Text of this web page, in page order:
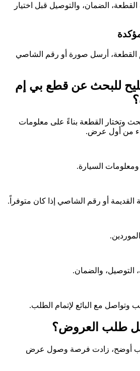
الضمان، والتوصيل قبل اختيار
القطعة، أرسل صورة أو رقم الشاصي
للبحث عن قطع بي إم
وتختار القطعة بناءً على معلومات
من أول عرض.
السيارة.
أو رقم الشاصي إذا كان متوفراً.
التوصيل، والضمان.
وتواصل مع البائع لإتمام الطلب.
طلب العروض؟
أوضح، زادت فرصة وصول عرض